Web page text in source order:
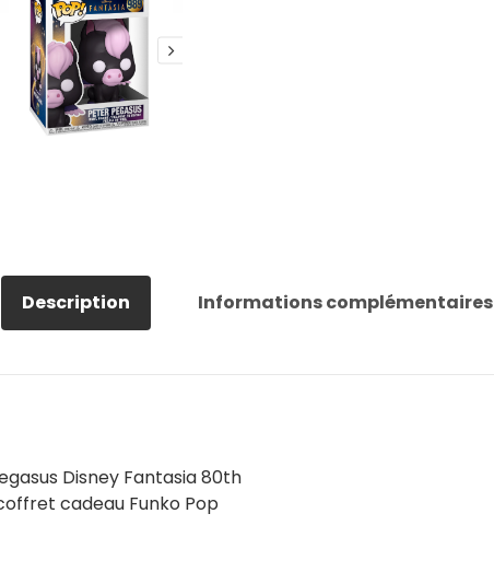
Description Informations complémentaires
Disney Fantasia 80th
cadeau Funko Pop